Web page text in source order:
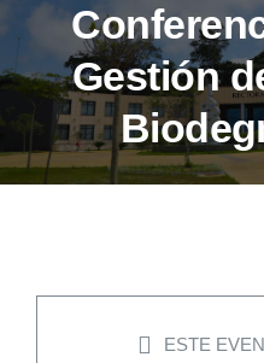
LA UNIVERSIDAD
FORMACIÓN
ADMISIÓN
Gestión
ESTE